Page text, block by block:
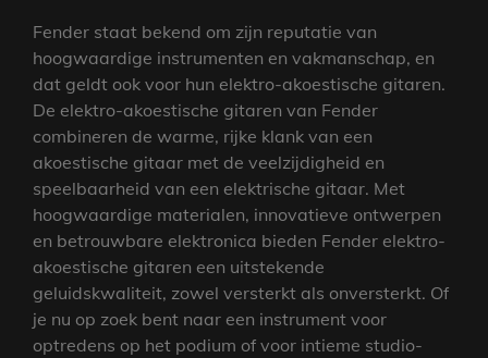
Fender staat bekend om zijn reputatie van
hoogwaardige instrumenten en vakmanschap, en
dat geldt ook voor hun elektro-akoestische gitaren.
De elektro-akoestische gitaren van Fender
combineren de warme, rijke klank van een
akoestische gitaar met de veelzijdigheid en
speelbaarheid van een elektrische gitaar. Met
hoogwaardige materialen, innovatieve ontwerpen
en betrouwbare elektronica bieden Fender elektro-
akoestische gitaren een uitstekende
geluidskwaliteit, zowel versterkt als onversterkt. Of
je nu op zoek bent naar een instrument voor
optredens op het podium of voor intieme studio-